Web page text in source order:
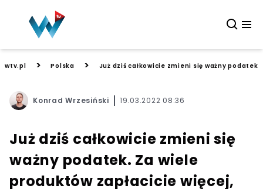
wtv.pl > Polska > Już dziś całkowicie zmieni się ważny
Konrad Wrzesiński 19.03.2022 08:36
Już dziś całkowicie zmieni się
ważny podatek. Za wiele
produktów zapłacicie więcej,